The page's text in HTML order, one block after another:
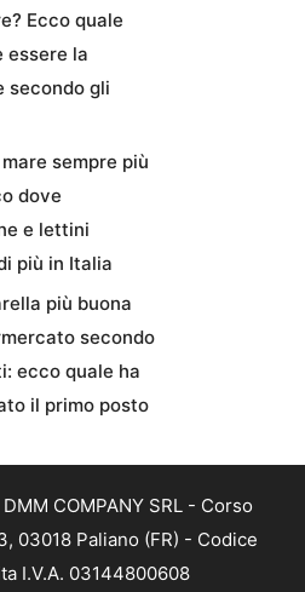
Ecco quale
essere la
secondo gli
sempre più
dove
e lettini
più in Italia
più buona
secondo
ecco quale ha
il primo posto
COMPANY SRL - Corso
03018 Paliano (FR) - Codice
I.V.A. 03144800608